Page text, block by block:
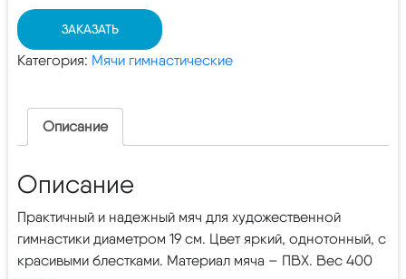
ЗАКАЗАТЬ
Категория: Мячи гимнастические
Описание
Описание
Практичный и надежный мяч для художественной
гимнастики диаметром 19 см. Цвет яркий, однотонный, с
красивыми блестками. Материал мяча – ПВХ. Вес 400